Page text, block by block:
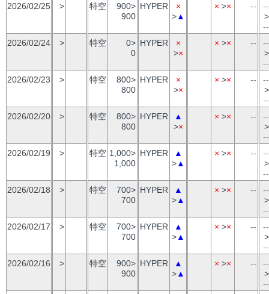
2026/02/25
> 特空
900>
900
HYPER
×
>▲
× >× --
--
>
--
2026/02/24
> 特空
0>
0
HYPER
×
>×
× >× --
--
>
--
2026/02/23
> 特空
800>
800
HYPER
×
>×
× >× --
--
>
--
2026/02/20
> 特空
800>
800
HYPER
▲
>×
× >× --
--
>
--
2026/02/19
> 特空 1,000>
1,000
HYPER
▲
>▲
× >× --
--
>
--
2026/02/18
> 特空
700>
700
HYPER
▲
>▲
× >× --
--
>
--
2026/02/17
> 特空
700>
700
HYPER
▲
>▲
× >× --
--
>
--
2026/02/16
> 特空
900>
900
HYPER
▲
>▲
× >× --
--
>
--